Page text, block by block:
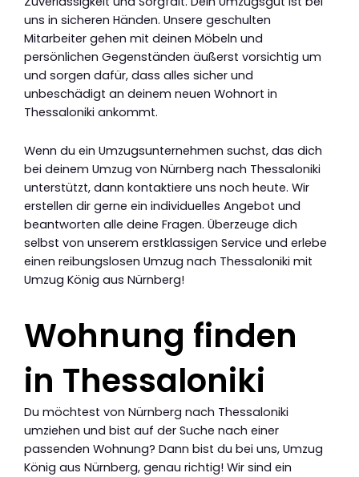
uns in sicheren Händen. Unsere geschulten
Mitarbeiter gehen mit deinen Möbeln und
persönlichen Gegenständen äußerst vorsichtig um
und sorgen dafür, dass alles sicher und
unbeschädigt an deinem neuen Wohnort in
Thessaloniki ankommt.
Wenn du ein Umzugsunternehmen suchst, das dich
bei deinem Umzug von Nürnberg nach Thessaloniki
unterstützt, dann kontaktiere uns noch heute. Wir
erstellen dir gerne ein individuelles Angebot und
beantworten alle deine Fragen. Überzeuge dich
selbst von unserem erstklassigen Service und erlebe
einen reibungslosen Umzug nach Thessaloniki mit
Umzug König aus Nürnberg!
Wohnung finden
in Thessaloniki
Du möchtest von Nürnberg nach Thessaloniki
umziehen und bist auf der Suche nach einer
passenden Wohnung? Dann bist du bei uns, Umzug
König aus Nürnberg, genau richtig! Wir sind ein